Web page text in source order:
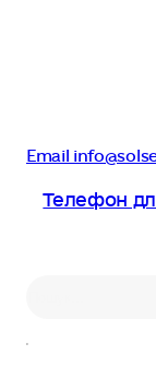
Email
Телефон